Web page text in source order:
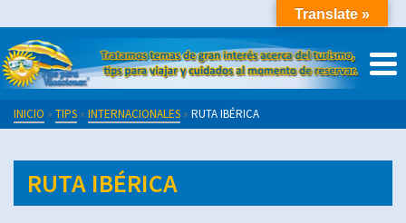
INICIO » TIPS » INTERNACIONALES » RUTA IBÉRICA
RUTA IBÉRICA
Translate »